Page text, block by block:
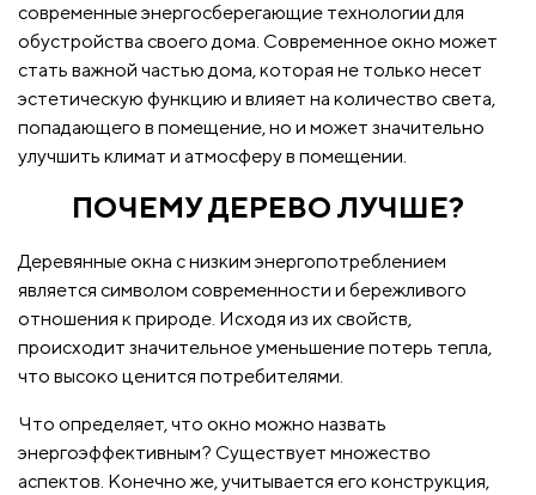
современные энергосберегающие технологии для
обустройства своего дома. Современное окно может
стать важной частью дома, которая не только несет
эстетическую функцию и влияет на количество света,
попадающего в помещение, но и может значительно
улучшить климат и атмосферу в помещении.
ПОЧЕМУ ДЕРЕВО ЛУЧШЕ?
Деревянные окна с низким энергопотреблением
является символом современности и бережливого
отношения к природе. Исходя из их свойств,
происходит значительное уменьшение потерь тепла,
что высоко ценится потребителями.
Что определяет, что окно можно назвать
энергоэффективным? Существует множество
аспектов. Конечно же, учитывается его конструкция,